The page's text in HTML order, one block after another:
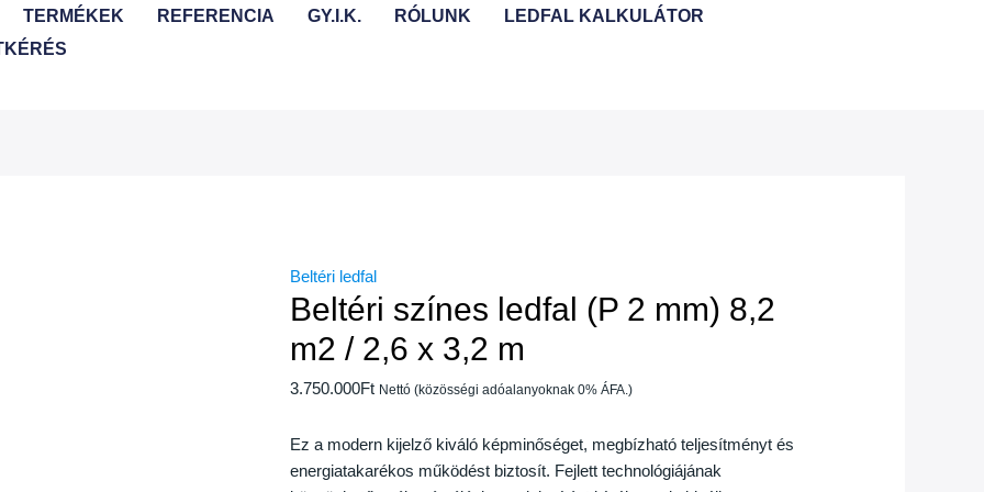
TERMÉKEK REFERENCIA GY.I.K. RÓLUNK
LEDFAL KALKULÁTOR
Beltéri ledfal
Beltéri színes ledfal (P 2 mm) 8,2
m2 / 2,6 x 3,2 m
3.750.000Ft Nettó (közösségi adóalanyoknak 0% ÁFA.)
Ez a modern kijelző kiváló képminőséget, megbízható teljesítményt és
energiatakarékos működést biztosít. Fejlett technológiájának